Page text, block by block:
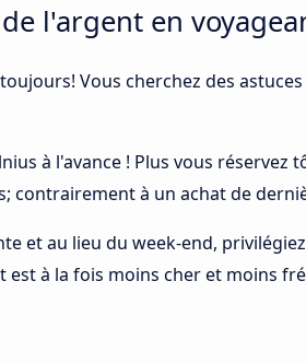
l'argent en
Vous cherchez des
à l'avance ! Plus vous
contrairement à un achat de
et au lieu du week-end,
est à la fois moins cher et moins